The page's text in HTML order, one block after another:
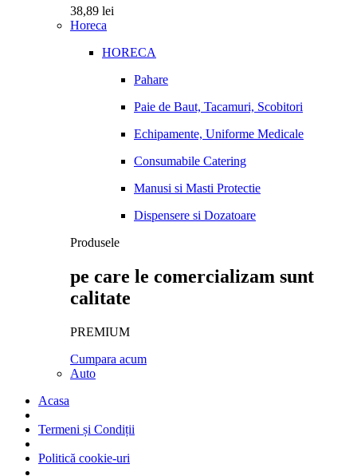
38,89 lei
Horeca
HORECA
Pahare
Paie de Baut, Tacamuri, Scobitori
Echipamente, Uniforme Medicale
Consumabile Catering
Manusi si Masti Protectie
Dispensere si Dozatoare
Produsele
pe care le comercializam sunt
calitate
PREMIUM
Cumpara acum
Auto
Acasa
Termeni și Condiții
Politică cookie-uri